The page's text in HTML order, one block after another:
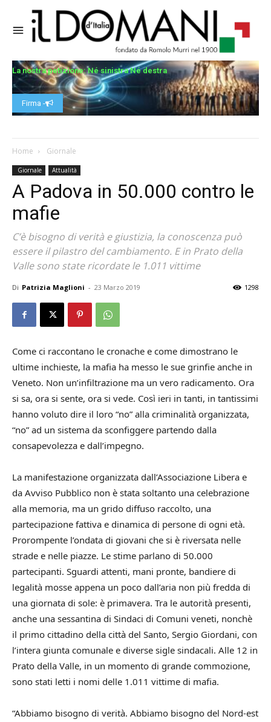
La nostra petizione: Né sinistra Né destra
Firma -
Home Giornale
Giornale Attualità
A Padova in 50.000 contro le
mafie
C’è bisogno di verità e giustizia, la conoscenza può
essere il pilastro del cambiamento. E in Prato della
Valle sono state ricordate le 1.011 vittime
Di Patrizia Maglioni - 23 Marzo 2019 1298
Come ci raccontano le cronache e come dimostrano le
ultime inchieste, la mafia ha messo le sue grinfie anche in
Veneto. Non un’infiltrazione ma un vero radicamento. Ora
si sa, ora si sente, ora si vede. Così ieri in tanti, in tantissimi
hanno voluto dire il loro “no” alla criminalità organizzata,
“no” ad un sistema da sconfiggere partendo dalla
consapevolezza e dall’impegno.
La manifestazione organizzata dall’Associazione Libera e
da Avviso Pubblico non è stata soltanto una celebrazione
alla memoria, ma un grido diffuso raccolto, una
partecipazione fattiva e dinamica di persone di ogni età.
Prorompente l’ondata di giovani che si è riversata nelle
strade e nelle piazze. Le stime parlano di 50.000
partecipanti. Sguardi attenti, mani pronte, bandiere di
legalità mosse appena un poco dall’aria non più fredda di
una giornata di sole: è primavera. Tra le autorità presenti,
anche una sessantina di Sindaci di Comuni veneti, nonchè
il primo cittadino della città del Santo, Sergio Giordani, con
l’intera giunta comunale e diverse sigle sindacali. Alle 12 in
Prato della Valle, in un momento di grande commozione,
sono stati letti i nomi delle 1.011 vittime di mafia.
“Abbiamo bisogno di verità. Abbiamo bisogno del Nord-est